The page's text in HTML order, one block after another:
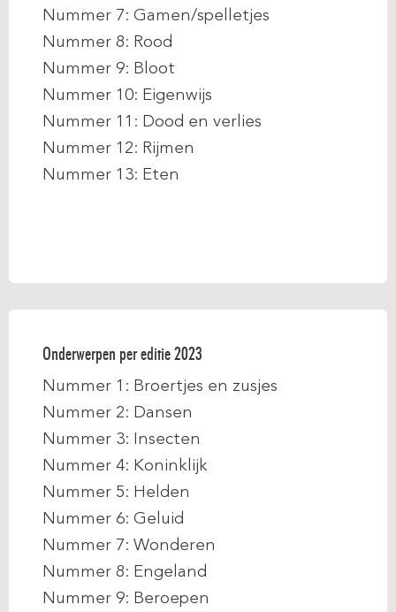
Nummer 7: Gamen/spelletjes
Nummer 8: Rood
Nummer 9: Bloot
Nummer 10: Eigenwijs
Nummer 11: Dood en verlies
Nummer 12: Rijmen
Nummer 13: Eten
Onderwerpen per editie 2023
Nummer 1: Broertjes en zusjes
Nummer 2: Dansen
Nummer 3: Insecten
Nummer 4: Koninklijk
Nummer 5: Helden
Nummer 6: Geluid
Nummer 7: Wonderen
Nummer 8: Engeland
Nummer 9: Beroepen